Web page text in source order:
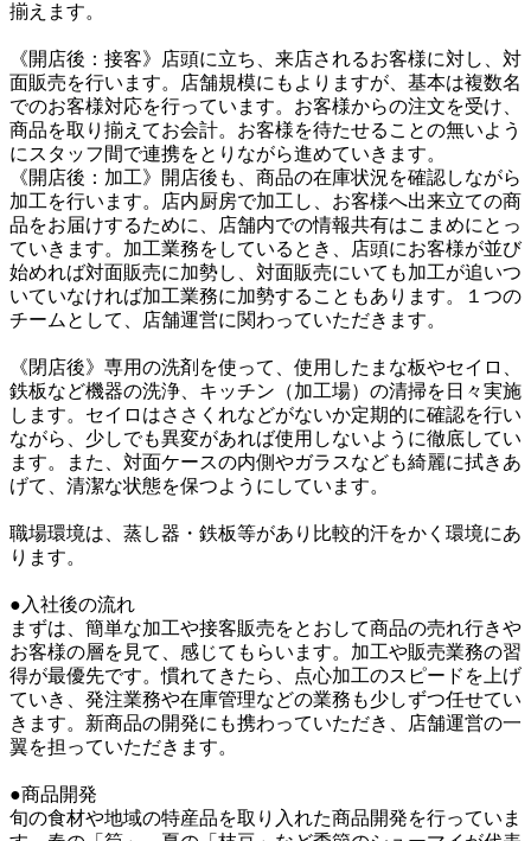
揃えます。
《開店後：接客》店頭に立ち、来店されるお客様に対し、対
面販売を行います。店舗規模にもよりますが、基本は複数名
でのお客様対応を行っています。お客様からの注文を受け、
商品を取り揃えてお会計。お客様を待たせることの無いよう
にスタッフ間で連携をとりながら進めていきます。
《開店後：加工》開店後も、商品の在庫状況を確認しながら
加工を行います。店内厨房で加工し、お客様へ出来立ての商
品をお届けするために、店舗内での情報共有はこまめにとっ
ていきます。加工業務をしているとき、店頭にお客様が並び
始めれば対面販売に加勢し、対面販売にいても加工が追いつ
いていなければ加工業務に加勢することもあります。１つの
チームとして、店舗運営に関わっていただきます。
《閉店後》専用の洗剤を使って、使用したまな板やセイロ、
鉄板など機器の洗浄、キッチン（加工場）の清掃を日々実施
します。セイロはささくれなどがないか定期的に確認を行い
ながら、少しでも異変があれば使用しないように徹底してい
ます。また、対面ケースの内側やガラスなども綺麗に拭きあ
げて、清潔な状態を保つようにしています。
職場環境は、蒸し器・鉄板等があり比較的汗をかく環境にあ
ります。
●入社後の流れ
まずは、簡単な加工や接客販売をとおして商品の売れ行きや
お客様の層を見て、感じてもらいます。加工や販売業務の習
得が最優先です。慣れてきたら、点心加工のスピードを上げ
ていき、発注業務や在庫管理などの業務も少しずつ任せてい
きます。新商品の開発にも携わっていただき、店舗運営の一
翼を担っていただきます。
●商品開発
旬の食材や地域の特産品を取り入れた商品開発を行っていま